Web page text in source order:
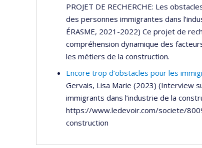
PROJET DE RECHERCHE: Les
des personnes immigrantes dans
ÉRASME, 2021-2022) Ce projet de
compréhension dynamique des
les métiers de la construction.
Encore trop d’obstacles pour les
Gervais, Lisa Marie (2023) (Interview
immigrants dans l’industrie de la
https://www.ledevoir.com/societe/
construction